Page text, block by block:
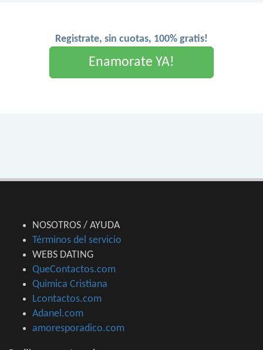
Registrate, sin cuotas, 100% gratis!
Enamorate YA!
NOSOTROS / AYUDA
Términos del servicio
WEBS DATING
QueContactos.com
Quimica Cristiana
Lcontactos.com
Adanel.com
amoresporadico.com